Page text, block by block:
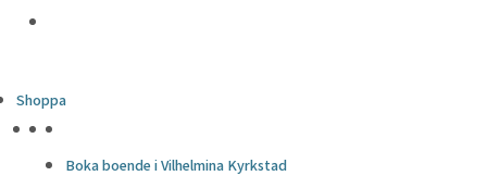
Shoppa
Boka boende i Vilhelmina Kyrkstad